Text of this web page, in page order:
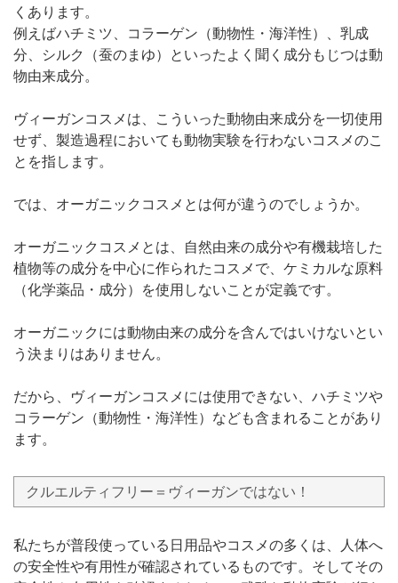
くあります。
例えばハチミツ、コラーゲン（動物性・海洋性）、乳成
分、シルク（蚕のまゆ）といったよく聞く成分もじつは動
物由来成分。
ヴィーガンコスメは、こういった動物由来成分を一切使用
せず、製造過程においても動物実験を行わないコスメのこ
とを指します。
では、オーガニックコスメとは何が違うのでしょうか。
オーガニックコスメとは、自然由来の成分や有機栽培した
植物等の成分を中心に作られたコスメで、ケミカルな原料
（化学薬品・成分）を使用しないことが定義です。
オーガニックには動物由来の成分を含んではいけないとい
う決まりはありません。
だから、ヴィーガンコスメには使用できない、ハチミツや
コラーゲン（動物性・海洋性）なども含まれることがあり
ます。
クルエルティフリー＝ヴィーガンではない！
私たちが普段使っている日用品やコスメの多くは、人体へ
の安全性や有用性が確認されているものです。そしてその